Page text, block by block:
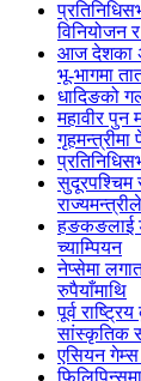
विनियोजन
आज देशका
भू-भागमा
धादिङको
महावीर पुन
सुदूरपश्चिम
हङकङलाई
च्याम्पियन
नेप्सेमा
रुपैयाँमाथि
पूर्व
सांस्कृतिक
एसियन